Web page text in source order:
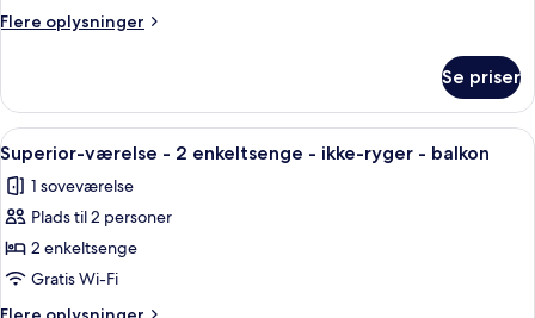
-
1
-
ikke-
ryger
Flere oplysninger
Flere
studiolejlighed
1
enkeltseng
ikke-
Se priser
Indlæs
alle
billeder
af
Superior-
værelse
-
Et hotelværelse med en stor seng,
13
Superior-værelse - 2 enkeltsenge - ikke-ryger - balkon
1 soveværelse
Plads til 2 personer
2 enkeltsenge
Gratis Wi-Fi
Flere